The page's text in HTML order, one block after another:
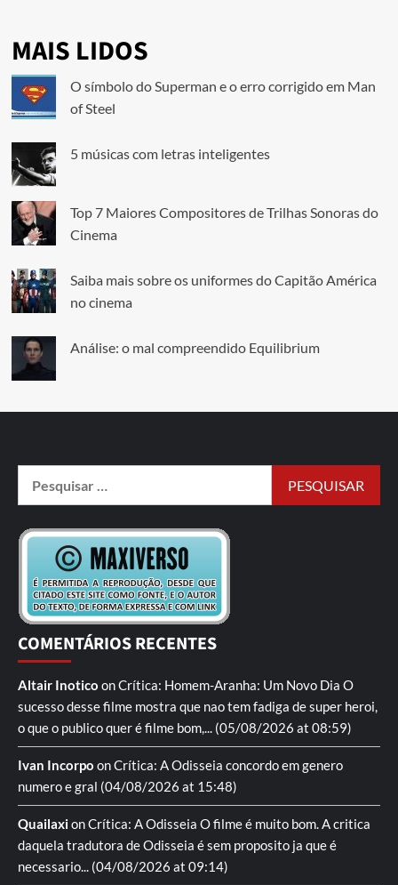
MAIS LIDOS
O símbolo do Superman e o erro corrigido em Man
of Steel
5 músicas com letras inteligentes
Top 7 Maiores Compositores de Trilhas Sonoras do
Cinema
Saiba mais sobre os uniformes do Capitão América
no cinema
Análise: o mal compreendido Equilibrium
COMENTÁRIOS RECENTES
Altair Inotico onCrítica: Homem-Aranha: Um Novo Dia O
sucesso desse filme mostra que nao tem fadiga de super heroi,
o que o publico quer é filme bom,... (05/08/2026 at 08:59)
Ivan Incorpo onCrítica: A Odisseia concordo em genero
numero e gral (04/08/2026 at 15:48)
QuailaxionCrítica: A Odisseia O filme é muito bom. A critica
daquela tradutora de Odisseia é sem proposito ja que é
necessario... (04/08/2026 at 09:14)